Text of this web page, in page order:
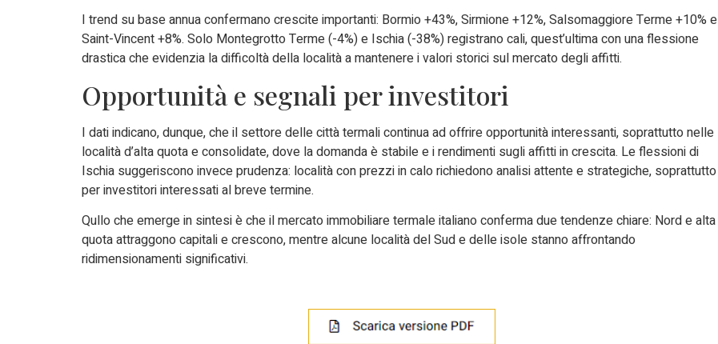
I trend su base annua confermano crescite importanti: Bormio +43%, Sirmione +12%, Salsomaggiore Terme +10% e
Saint-Vincent +8%. Solo Montegrotto Terme (-4%) e Ischia (-38%) registrano cali, quest’ultima con una flessione
drastica che evidenzia la difficoltà della località a mantenere i valori storici sul mercato degli affitti.
Opportunità e segnali per investitori
I dati indicano, dunque, che il settore delle città termali continua ad offrire opportunità interessanti, soprattutto nelle
località d’alta quota e consolidate, dove la domanda è stabile e i rendimenti sugli affitti in crescita. Le flessioni di
Ischia suggeriscono invece prudenza: località con prezzi in calo richiedono analisi attente e strategiche, soprattutto
per investitori interessati al breve termine.
Qullo che emerge in sintesi è che il mercato immobiliare termale italiano conferma due tendenze chiare: Nord e alta
quota attraggono capitali e crescono, mentre alcune località del Sud e delle isole stanno affrontando
ridimensionamenti significativi.